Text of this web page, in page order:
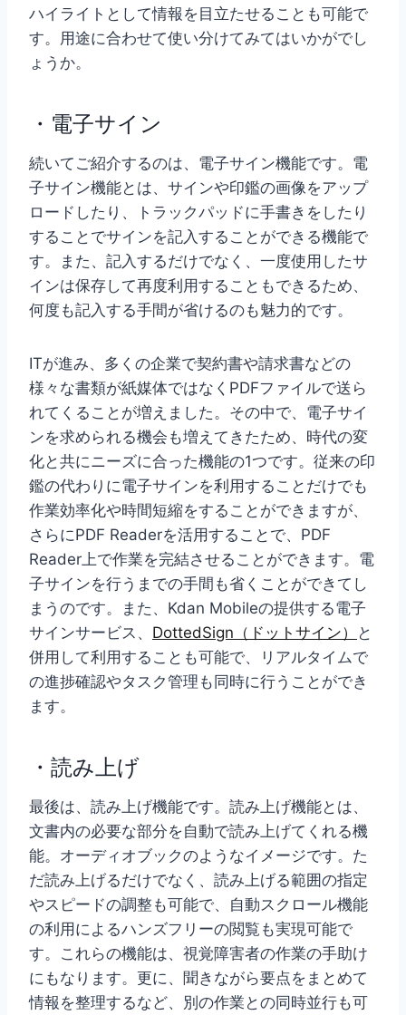
ハイライトとして情報を目立たせることも可能で
す。用途に合わせて使い分けてみてはいかがでし
ょうか。
・電子サイン
続いてご紹介するのは、電子サイン機能です。電
子サイン機能とは、サインや印鑑の画像をアップ
ロードしたり、トラックパッドに手書きをしたり
することでサインを記入することができる機能で
す。また、記入するだけでなく、一度使用したサ
インは保存して再度利用することもできるため、
何度も記入する手間が省けるのも魅力的です。
ITが進み、多くの企業で契約書や請求書などの
様々な書類が紙媒体ではなくPDFファイルで送ら
れてくることが増えました。その中で、電子サイ
ンを求められる機会も増えてきたため、時代の変
化と共にニーズに合った機能の1つです。従来の印
鑑の代わりに電子サインを利用することだけでも
作業効率化や時間短縮をすることができますが、
さらにPDF Readerを活用することで、PDF
Reader上で作業を完結させることができます。電
子サインを行うまでの手間も省くことができてし
まうのです。また、Kdan Mobileの提供する電子
サインサービス、 DottedSign（ドットサイン）
と
併用して利用することも可能で、リアルタイムで
の進捗確認やタスク管理も同時に行うことができ
ます。
・読み上げ
最後は、読み上げ機能です。読み上げ機能とは、
文書内の必要な部分を自動で読み上げてくれる機
能。オーディオブックのようなイメージです。た
だ読み上げるだけでなく、読み上げる範囲の指定
やスピードの調整も可能で、自動スクロール機能
の利用によるハンズフリーの閲覧も実現可能で
す。これらの機能は、視覚障害者の作業の手助け
にもなります。更に、聞きながら要点をまとめて
情報を整理するなど、別の作業との同時並行も可